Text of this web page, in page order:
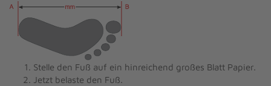
Stelle den Fuß auf ein hinreichend großes Blatt Papier.
Jetzt belaste den Fuß.